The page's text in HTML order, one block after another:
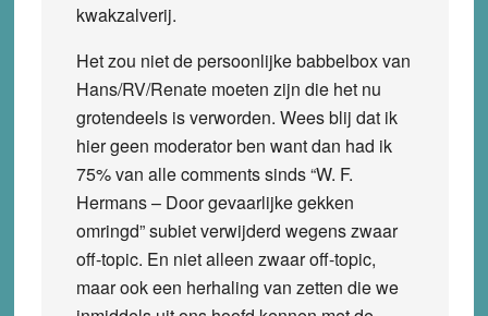
kwakzalverij.
Het zou niet de persoonlijke babbelbox van
Hans/RV/Renate moeten zijn die het nu
grotendeels is verworden. Wees blij dat ik
hier geen moderator ben want dan had ik
75% van alle comments sinds “W. F.
Hermans – Door gevaarlijke gekken
omringd” subiet verwijderd wegens zwaar
off-topic. En niet alleen zwaar off-topic,
maar ook een herhaling van zetten die we